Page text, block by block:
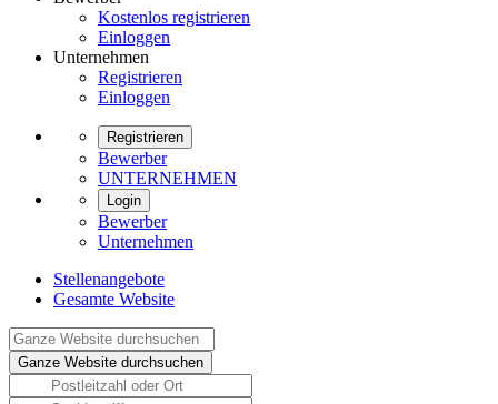
Kostenlos registrieren
Einloggen
Unternehmen
Registrieren
Einloggen
Registrieren
Bewerber
UNTERNEHMEN
Login
Bewerber
Unternehmen
Stellenangebote
Gesamte Website